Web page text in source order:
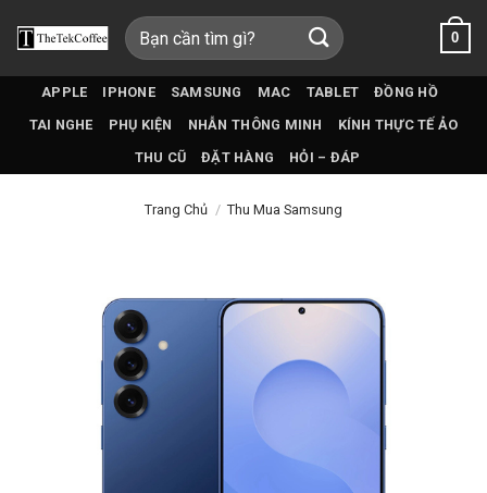
qua
Tìm
kiếm:
0
APPLE IPHONE SAMSUNG MAC TABLET
ĐỒNG HỒ
TAI NGHE
PHỤ KIỆN NHẪN THÔNG MINH
KÍNH THỰC TẾ ẢO
THU CŨ
ĐẶT HÀNG HỎI – ĐÁP
Trang Chủ / Thu Mua Samsung